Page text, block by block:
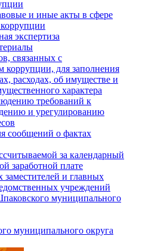
и иные акты в сфере
экспертиза
связанных с
коррупции, для заполнения
расходах, об имуществе и
характера
требований к
и урегулированию
сообщений о фактах
за календарный
заработной плате
заместителей и главных
учреждений
муниципального
муниципального округа